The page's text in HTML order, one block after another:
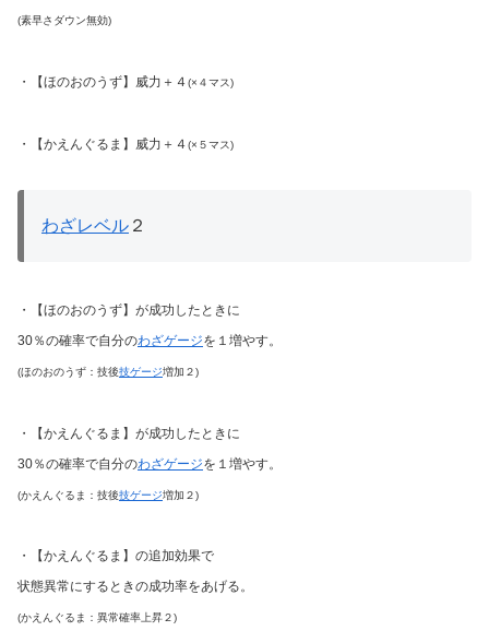
(素早さダウン無効)
・【ほのおのうず】威力＋４(×４マス)
・【かえんぐるま】威力＋４(×５マス)
わざレベル ２
・【ほのおのうず】が成功したときに
30％の確率で自分のわざゲージを１増やす。
(ほのおのうず：技後技ゲージ増加２)
・【かえんぐるま】が成功したときに
30％の確率で自分のわざゲージを１増やす。
(かえんぐるま：技後技ゲージ増加２)
・【かえんぐるま】の追加効果で
状態異常にするときの成功率をあげる。
(かえんぐるま：異常確率上昇２)